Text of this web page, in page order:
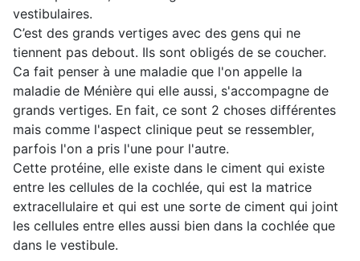
vestibulaires.
C’est des grands vertiges avec des gens qui ne
tiennent pas debout. Ils sont obligés de se coucher.
Ca fait penser à une maladie que l'on appelle la
maladie de Ménière qui elle aussi, s'accompagne de
grands vertiges. En fait, ce sont 2 choses différentes
mais comme l'aspect clinique peut se ressembler,
parfois l'on a pris l'une pour l'autre.
Cette protéine, elle existe dans le ciment qui existe
entre les cellules de la cochlée, qui est la matrice
extracellulaire et qui est une sorte de ciment qui joint
les cellules entre elles aussi bien dans la cochlée que
dans le vestibule.